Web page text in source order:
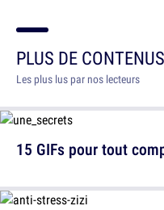
PLUS DE
Les plus lus par nos lecteurs
15 GIFs pour tout